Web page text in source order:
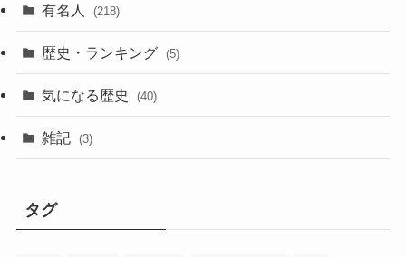
有名人 (218)
歴史・ランキング (5)
気になる歴史 (40)
雑記 (3)
タグ